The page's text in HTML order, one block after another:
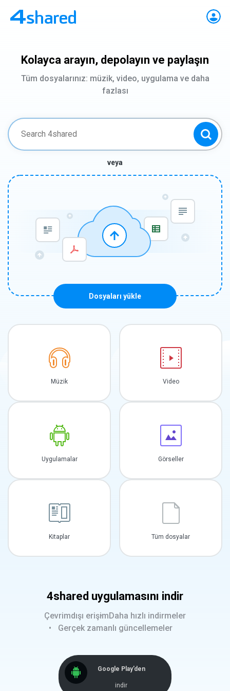
Kolayca arayın, depolayın ve paylaşın
Tüm dosyalarınız: müzik, video, uygulama ve daha
fazlası
veya
Dosyaları yükle
Müzik Video
Uygulamalar Görseller
Kitaplar Tüm dosyalar
4shared uygulamasını indir
Çevrimdışı erişimDaha hızlı indirmeler
Gerçek zamanlı güncellemeler
Google Play’den
indir